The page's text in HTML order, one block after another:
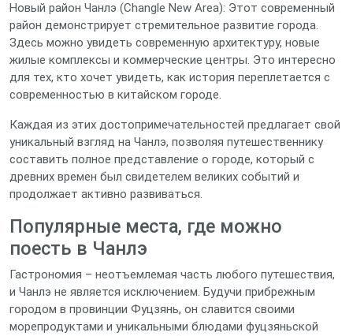
Новый район Чанлэ (Changle New Area): Этот современный
район демонстрирует стремительное развитие города.
Здесь можно увидеть современную архитектуру, новые
жилые комплексы и коммерческие центры. Это интересно
для тех, кто хочет увидеть, как история переплетается с
современностью в китайском городе.
Каждая из этих достопримечательностей предлагает свой
уникальный взгляд на Чанлэ, позволяя путешественнику
составить полное представление о городе, который с
древних времен был свидетелем великих событий и
продолжает активно развиваться.
Популярные места, где можно
поесть в Чанлэ
Гастрономия – неотъемлемая часть любого путешествия,
и Чанлэ не является исключением. Будучи прибрежным
городом в провинции Фуцзянь, он славится своими
морепродуктами и уникальными блюдами фуцзяньской